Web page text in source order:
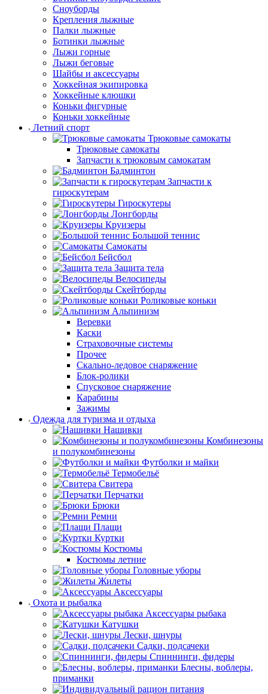
Сноуборды
Крепления лыжные
Палки лыжные
Ботинки лыжные
Лыжи горные
Лыжи беговые
Шайбы и аксессуары
Хоккейная экипировка
Хоккейные клюшки
Коньки фигурные
Коньки хоккейные
Летний спорт
Трюковые самокаты
Трюковые самокаты
Запчасти к трюковым самокатам
Бадминтон
Запчасти к
гироскутерам
Гироскутеры
Лонгборды
Круизеры
Большой теннис
Самокаты
Бейсбол
Защита тела
Велосипеды
Скейтборды
Роликовые коньки
Альпинизм
Веревки
Каски
Страховочные системы
Прочее
Скально-ледовое снаряжение
Блок-ролики
Спусковое снаряжение
Карабины
Зажимы
Одежда для туризма и отдыха
Нашивки
Комбинезоны
и полукомбинезоны
Футболки и майки
Термобельё
Свитера
Перчатки
Брюки
Ремни
Плащи
Куртки
Костюмы
Костюмы летние
Головные уборы
Жилеты
Аксессуары
Охота и рыбалка
Аксессуары рыбака
Катушки
Лески, шнуры
Садки, подсачеки
Спиннинги, фидеры
Блесны, воблеры,
приманки